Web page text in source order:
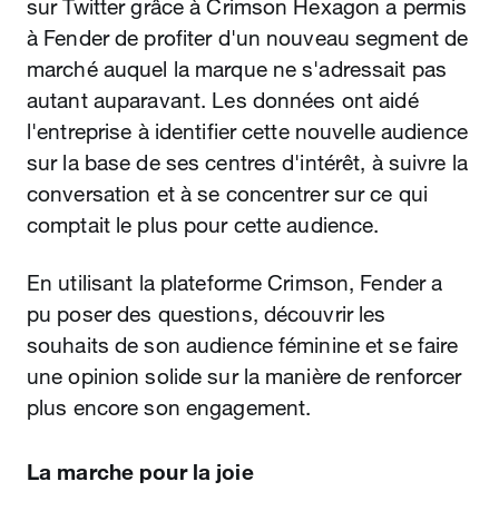
sur Twitter grâce à Crimson Hexagon a permis
à Fender de profiter d'un nouveau segment de
marché auquel la marque ne s'adressait pas
autant auparavant. Les données ont aidé
l'entreprise à identifier cette nouvelle audience
sur la base de ses centres d'intérêt, à suivre la
conversation et à se concentrer sur ce qui
comptait le plus pour cette audience.
En utilisant la plateforme Crimson, Fender a
pu poser des questions, découvrir les
souhaits de son audience féminine et se faire
une opinion solide sur la manière de renforcer
plus encore son engagement.
La marche pour la joie